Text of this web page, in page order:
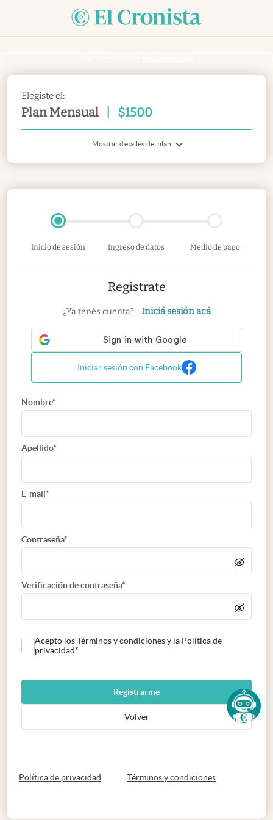
Elegiste el:
Plan Mensual $1500
Mostrar detalles del plan
Inicio de sesión Ingreso de datos Medio de pago
Registrate
¿Ya tenés cuenta? Iniciá sesión acá
Iniciar sesión con Facebook
Nombre*
Apellido*
E-mail*
Contraseña*
Verificación de contraseña*
Acepto los Términos y condiciones y la Política de
privacidad*
Registrarme
Volver
Política de privacidad abre en nueva pestaña
Términos y condicionesabre en nueva